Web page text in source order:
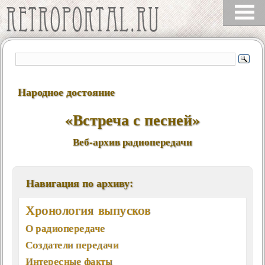
Народное достояние
«Встреча с песней»
Веб-архив радиопередачи
Навигация по архиву:
Хронология выпусков
О радиопередаче
Создатели передачи
Интересные факты